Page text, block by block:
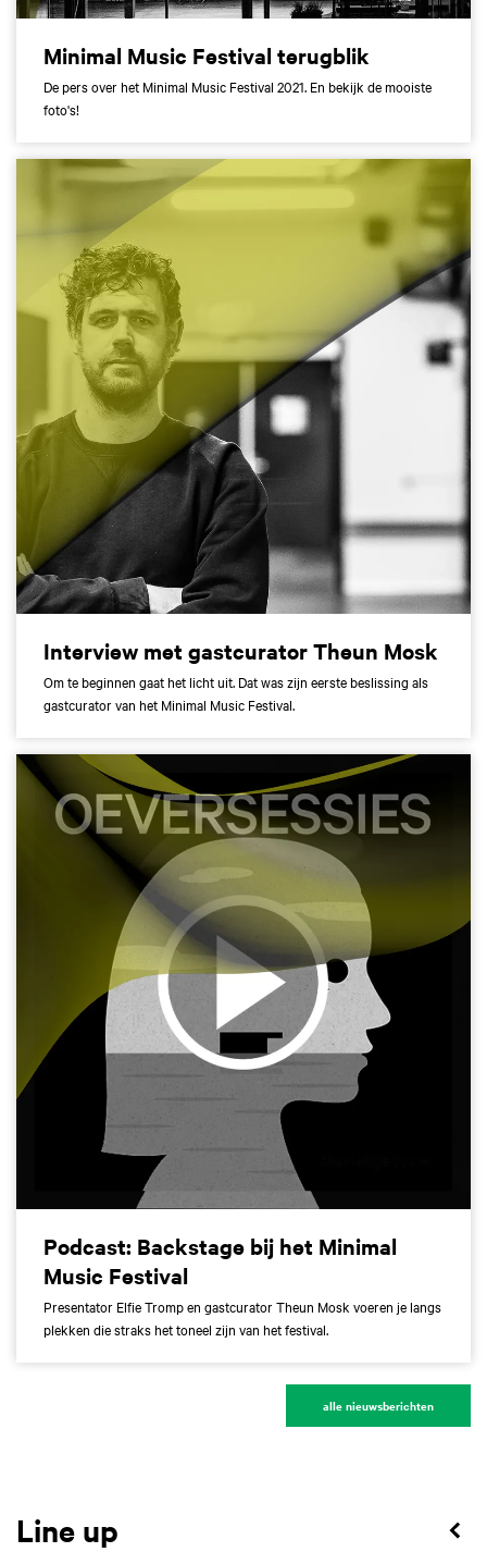
Minimal Music Festival terugblik
De pers over het Minimal Music Festival 2021. En bekijk de mooiste
foto's!
Interview met gastcurator Theun Mosk
Om te beginnen gaat het licht uit. Dat was zijn eerste beslissing als
gastcurator van het Minimal Music Festival.
Podcast: Backstage bij het Minimal
Music Festival
Presentator Elfie Tromp en gastcurator Theun Mosk voeren je langs
plekken die straks het toneel zijn van het festival.
alle nieuwsberichten
Line up